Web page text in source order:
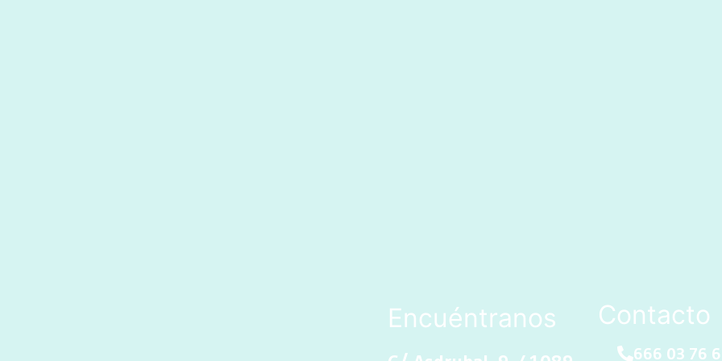
Encuéntranos Contacto
666 03 76